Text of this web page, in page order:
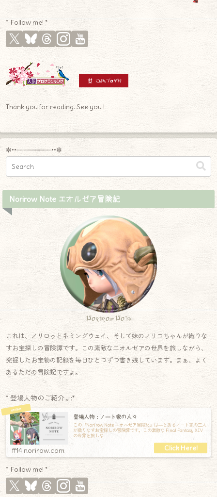
* Follow me! *
Thank you for reading. See you !
✼••┈┈┈┈┈┈┈┈┈••✼
Norirow Note エオルゼア冒険記
Norirow Note
これは、ノリロゥとネミングウェイ、そして妹のノリコちゃんが織りな
すお宝探しの冒険譚です。この素敵なエオルゼアの世界を旅しながら、
発掘したお宝物の記録を毎日ひとつずつ書き残しています。まぁ、よく
あるただの冒険記ですよ。
* 登場人物のご紹介.｡.:*
登場人物：ノート家の人々
この『Norirow Note エオルゼア冒険記』は―とあるノート家の三人
が織りなすお宝探しの冒険譚です。この素敵な Final Fantasy XIV
の世界を旅しな
ff14.norirow.com
* Follow me! *